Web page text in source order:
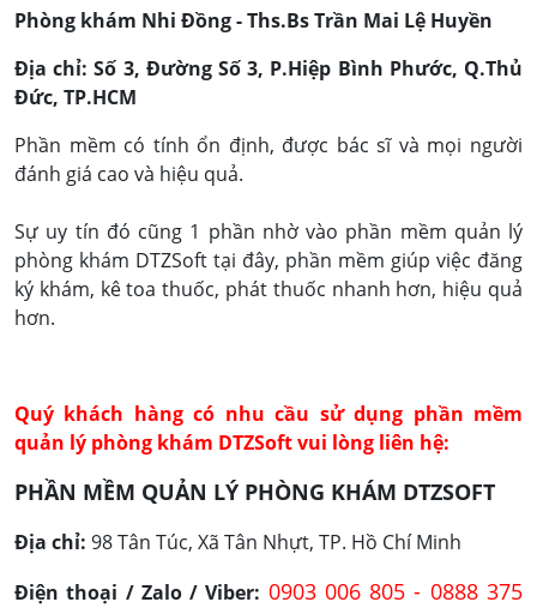
Phòng khám Nhi Đồng - Ths.Bs Trần Mai Lệ Huyền
Địa chỉ: Số 3, Đường Số 3, P.Hiệp Bình Phước, Q.Thủ
Đức, TP.HCM
Phần mềm có tính ổn định, được bác sĩ và mọi người
đánh giá cao và hiệu quả.
Sự uy tín đó cũng 1 phần nhờ vào phần mềm quản lý
phòng khám DTZSoft tại đây, phần mềm giúp việc đăng
ký khám, kê toa thuốc, phát thuốc nhanh hơn, hiệu quả
hơn.
Quý khách hàng có nhu cầu sử dụng phần mềm
quản lý phòng khám DTZSoft vui lòng liên hệ:
PHẦN MỀM QUẢN LÝ PHÒNG KHÁM DTZSOFT
Địa chỉ: 98 Tân Túc, Xã Tân Nhựt, TP. Hồ Chí Minh
Điện thoại / Zalo / Viber: 0903 006 805 - 0888 375